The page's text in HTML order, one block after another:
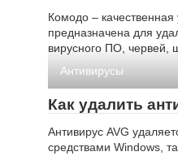
Комодо – качественная
предназначена для
вирусного ПО, червей,
Антивирусы
Как удалить
Антивирус AVG
средствами Windows,